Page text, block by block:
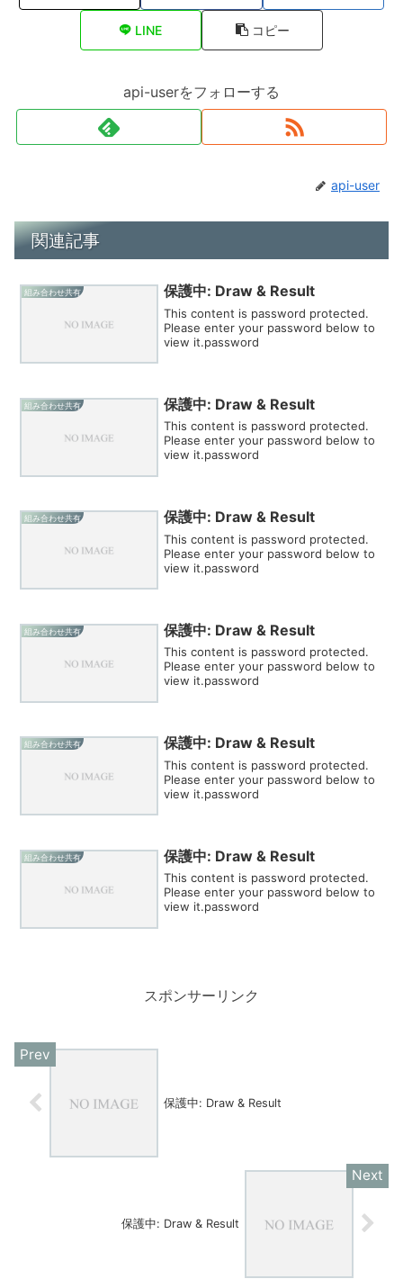
LINE コピー
api-userをフォローする
api-user
関連記事
組み合わせ共有 保護中: Draw & Result
This content is password protected.
Please enter your password below to
view it.password
組み合わせ共有 保護中: Draw & Result
This content is password protected.
Please enter your password below to
view it.password
組み合わせ共有 保護中: Draw & Result
This content is password protected.
Please enter your password below to
view it.password
組み合わせ共有 保護中: Draw & Result
This content is password protected.
Please enter your password below to
view it.password
組み合わせ共有 保護中: Draw & Result
This content is password protected.
Please enter your password below to
view it.password
組み合わせ共有 保護中: Draw & Result
This content is password protected.
Please enter your password below to
view it.password
スポンサーリンク
保護中: Draw & Result
保護中: Draw & Result